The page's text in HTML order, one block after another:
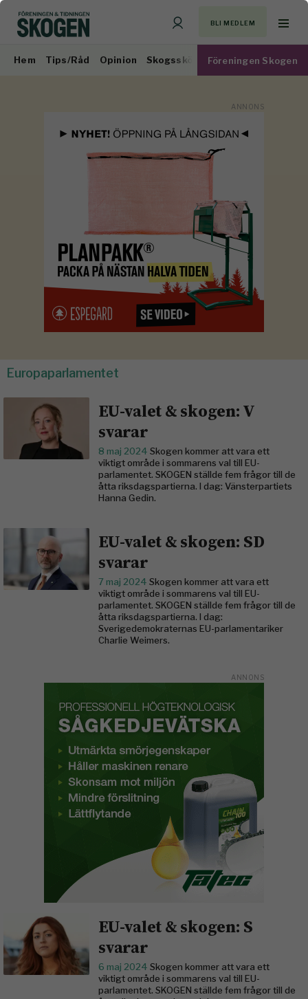
BLI MEDLEM
Hem Tips/Råd Opinion Skogsskötsel Virkesmarknad
Föreningen Skogen
Europaparlamentet
EU-valet & skogen: V
svarar
8 maj 2024 Skogen kommer att vara ett
viktigt område i sommarens val till EU-
parlamentet. SKOGEN ställde fem frågor till de
åtta riksdagspartierna. I dag: Vänsterpartiets
Hanna Gedin.
EU-valet & skogen: SD
svarar
7 maj 2024 Skogen kommer att vara ett
viktigt område i sommarens val till EU-
parlamentet. SKOGEN ställde fem frågor till de
åtta riksdagspartierna. I dag:
Sverigedemokraternas EU-parlamentariker
Charlie Weimers.
EU-valet & skogen: S
svarar
6 maj 2024 Skogen kommer att vara ett
viktigt område i sommarens val till EU-
parlamentet. SKOGEN ställde fem frågor till de